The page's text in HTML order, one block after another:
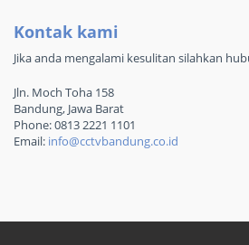
Kontak kami
Jika anda mengalami kesulitan silahkan
Jln. Moch Toha 158
Bandung, Jawa Barat
Phone: 0813 2221 1101
Email: info@cctvbandung.co.id